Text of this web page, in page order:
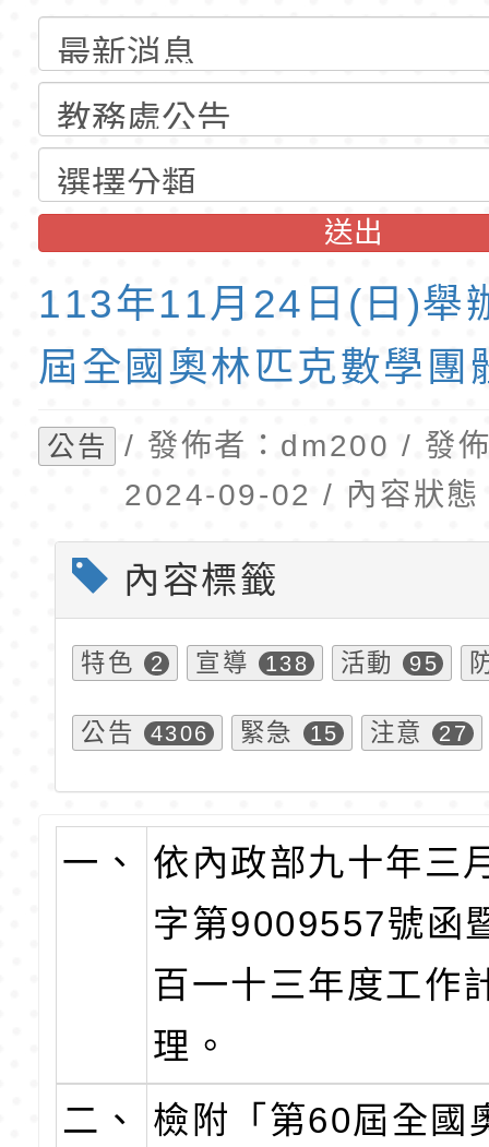
教師韌性
程」
轉農業部桃園區農業
「115年食農教育專
訓練課程」，歡迎已
育專業人員資格者報
錄取公告-桃園市桃
民小學115學年度「
理人員」甄選
東門國小115學年度
梯特教代課教師甄選
公告(尚有缺額)
錄取公告-桃園市桃
民小學115學年度「
班教師助理員」甄選
東門國小115學年度
梯特教代理教師甄選
公告(尚有缺額)
送出
113年11月24日(日)舉
屆全國奧林匹克數學團
公告
/ 發佈者：dm200 / 發
2024-09-02 / 內容狀態
內容標籤
特色 2 宣導 138 活動 95
公告 4306 緊急 15 注意 27
一、
依內政部九十年三
字第9009557號函
百一十三年度工作
理。
二、
檢附「第60屆全國